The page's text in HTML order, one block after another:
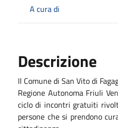
A cura di
Descrizione
Il Comune di San Vito di
Regione Autonoma Friuli
ciclo di incontri gratuiti
persone che si prendono